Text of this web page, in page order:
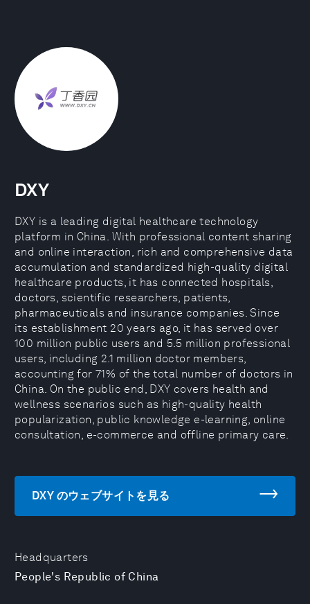
Headquarters
People's Republic of China
DXY
DXY is a leading digital healthcare technology
platform in China. With professional content sharing
and online interaction, rich and comprehensive data
accumulation and standardized high-quality digital
healthcare products, it has connected hospitals,
doctors, scientific researchers, patients,
pharmaceuticals and insurance companies. Since
its establishment 20 years ago, it has served over
100 million public users and 5.5 million professional
users, including 2.1 million doctor members,
accounting for 71% of the total number of doctors in
China. On the public end, DXY covers health and
wellness scenarios such as high-quality health
popularization, public knowledge e-learning, online
consultation, e-commerce and offline primary care.
DXY のウェブサイトを見る